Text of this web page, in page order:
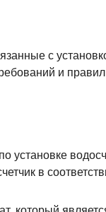
с
и правил
установке
в